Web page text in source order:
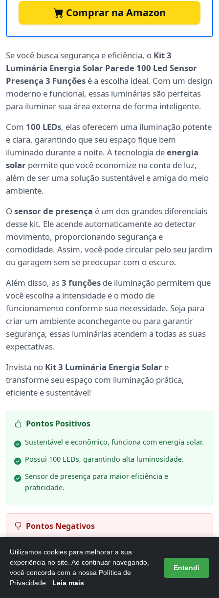
Comprar na Amazon
Se você busca segurança e eficiência, o Kit 3
Luminária Energia Solar Parede 100 Led Sensor
Presença 3 Funções é a escolha ideal. Com um design
moderno e funcional, essas luminárias são perfeitas
para iluminar sua área externa de forma inteligente.
Com 100 LEDs, elas oferecem uma iluminação potente
e clara, garantindo que seu espaço fique bem
iluminado durante a noite. A tecnologia deenergia
solar permite que você economize na conta de luz,
além de ser uma solução sustentável e amiga do meio
ambiente.
O sensor de presença é um dos grandes diferenciais
desse kit. Ele acende automaticamente ao detectar
movimento, proporcionando segurança e
comodidade. Assim, você pode circular pelo seu jardim
ou garagem sem se preocupar com o escuro.
Além disso, as3 funções de iluminação permitem que
você escolha a intensidade e o modo de
funcionamento conforme sua necessidade. Seja para
criar um ambiente aconchegante ou para garantir
segurança, essas luminárias atendem a todas as suas
expectativas.
Invista no Kit 3 Luminária Energia Solar e
transforme seu espaço com iluminação prática,
eficiente e sustentável!
Pontos Positivos
Sustentável e econômico, funciona com energia solar.
Possui 100 LEDs, garantindo alta luminosidade.
Sensor de presença para maior eficiência e
praticidade.
Pontos Negativos
Instalação pode requerer ferramentas específicas.
Utilizamos cookies para melhorar a sua
experiência no site. Ao continuar navegando,
você concorda com a nossa Política de
Privacidade.
Leia mais
Entendi